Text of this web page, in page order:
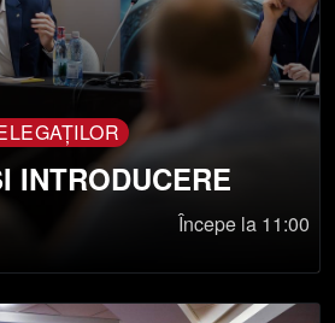
INTRODUCERE
Începe la 11:00